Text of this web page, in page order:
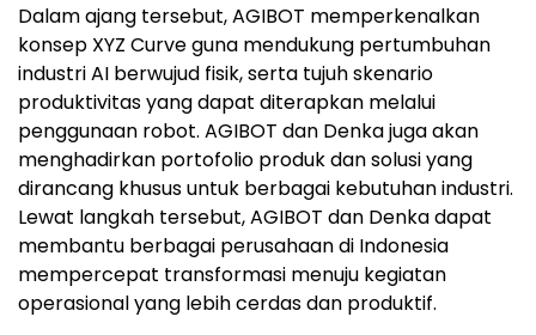
Dalam ajang tersebut, AGIBOT memperkenalkan
konsep XYZ Curve guna mendukung pertumbuhan
industri AI berwujud fisik, serta tujuh skenario
produktivitas yang dapat diterapkan melalui
penggunaan robot. AGIBOT dan Denka juga akan
menghadirkan portofolio produk dan solusi yang
dirancang khusus untuk berbagai kebutuhan industri.
Lewat langkah tersebut, AGIBOT dan Denka dapat
membantu berbagai perusahaan di Indonesia
mempercepat transformasi menuju kegiatan
operasional yang lebih cerdas dan produktif.